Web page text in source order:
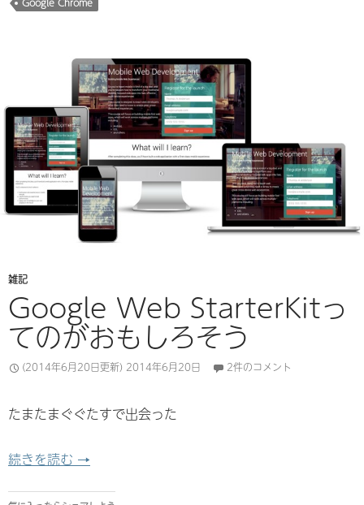
Google Chrome
雑記
Google Web StarterKitっ
てのがおもしろそう
(2014年6月20日更新) 2014年6月20日 2件のコメント
たまたまぐぐたすで出会った
続きを読む Google Web StarterKitってのがおもしろそう
→